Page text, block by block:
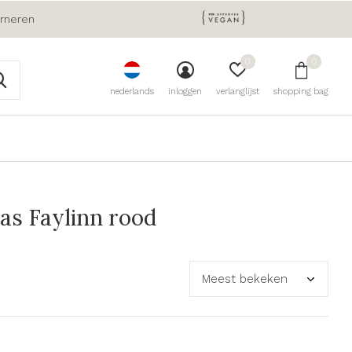
nederlands inloggen verlanglijst
0
shopping bag
0
Faylinn rood